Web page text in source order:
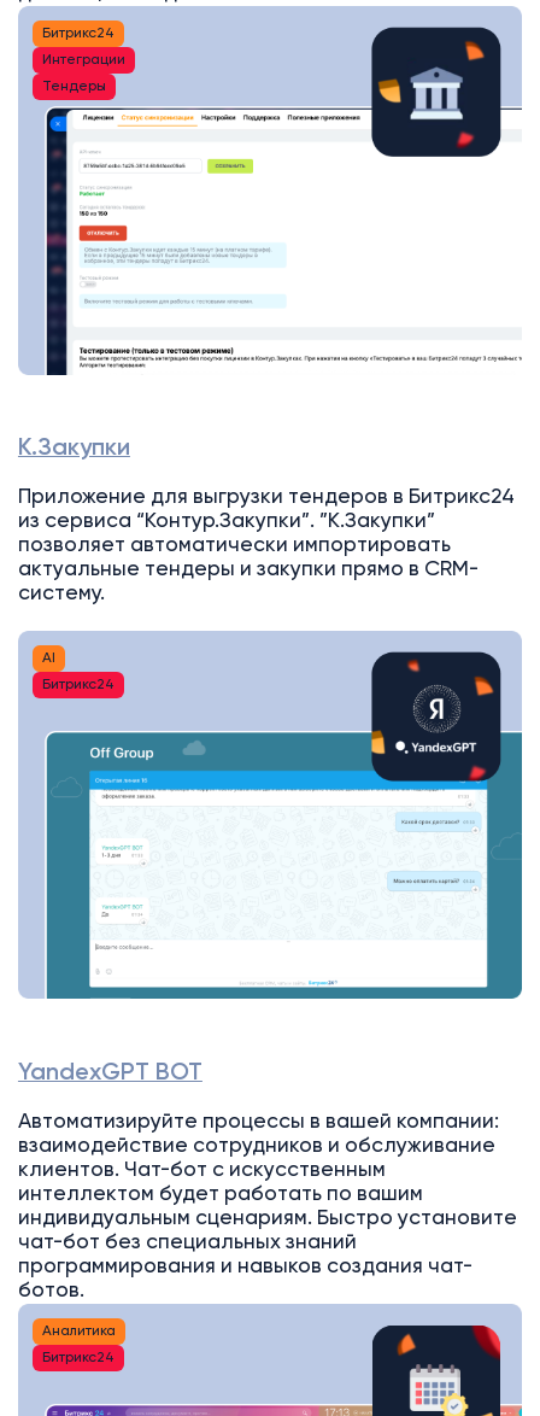
Битрикс24
Интеграции
Тендеры
К.Закупки
Приложение для выгрузки тендеров в Битрикс24
из сервиса “Контур.Закупки”. ”К.Закупки”
позволяет автоматически импортировать
актуальные тендеры и закупки прямо в CRM-
систему.
AI
Битрикс24
YandexGPT BOT
Автоматизируйте процессы в вашей компании:
взаимодействие сотрудников и обслуживание
клиентов. Чат-бот с искусственным
интеллектом будет работать по вашим
индивидуальным сценариям. Быстро установите
чат-бот без специальных знаний
программирования и навыков создания чат-
ботов.
Аналитика
Битрикс24